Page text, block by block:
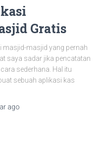
Gratis
masjid-masjid yang pernah
saya sadar jika pencatatan
sederhana. Hal itu
sebuah aplikasi kas
ago